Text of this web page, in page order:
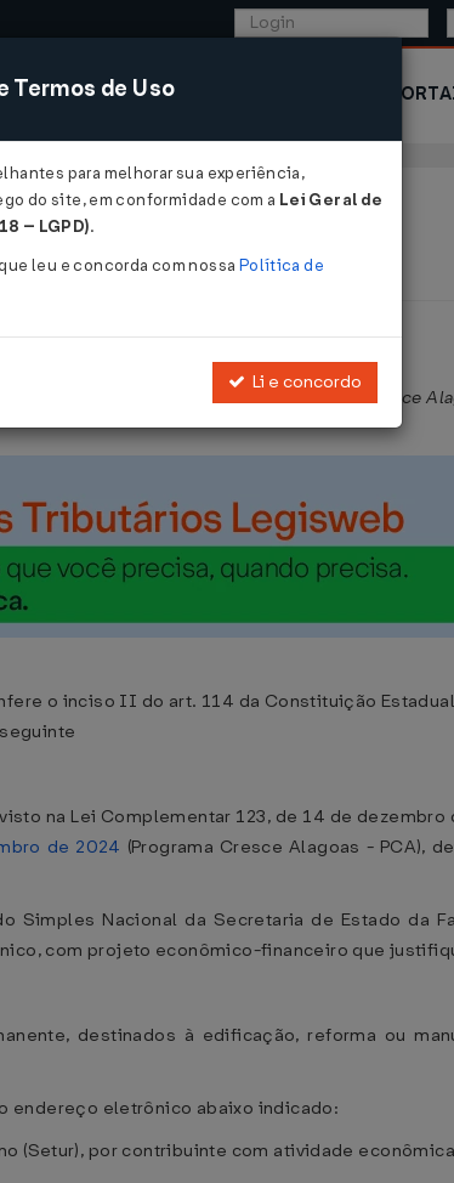
COMÉRCIO EXTERIOR
, que institui o Programa Cresce
o inciso II do art. 114 da Constituição
na Lei Complementar 123, de 14 de
de 2024 (Programa Cresce Alagoas - PCA),
Nacional da Secretaria de Estado da
com projeto econômico-financeiro que
destinados à edificação, reforma ou
endereço eletrônico abaixo indicado:
(Setur), por contribuinte com atividade
Termos de Uso
para melhorar sua experiência,
do site, em conformidade com a Lei Geral de
– LGPD).
leu e concorda com nossa Política de
Li e concordo